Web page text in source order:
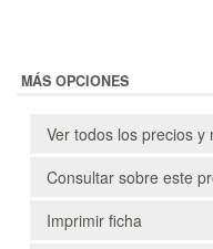
MÁS OPCIONES
Ver todos los precios y
Consultar sobre este
Imprimir ficha